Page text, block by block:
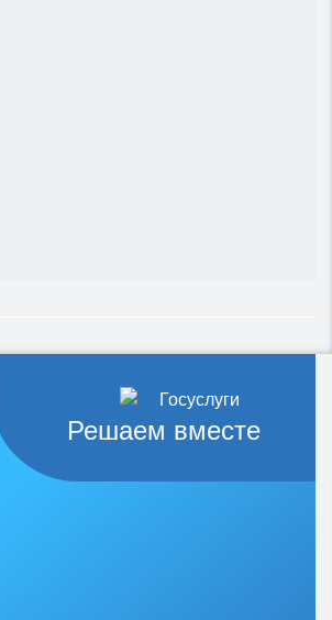
Решаем вместе